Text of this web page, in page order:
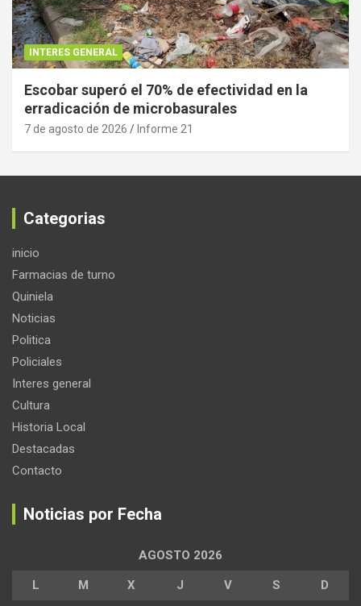
INTERES GENERAL
Escobar superó el 70% de efectividad en la
erradicación de microbasurales
7 de agosto de 2026 Informe 21
Categorias
inicio
Farmacias de turno
Quiniela
Noticias
Politica
Policiales
Interes general
Cultura
Historia Local
Destacadas
Contacto
Noticias por Fecha
AGOSTO 2026
L M X J V S D